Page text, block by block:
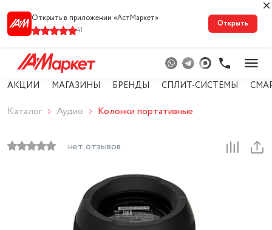
Открыть в приложении «АстМарке‪т‬»
41
Открыть
АКЦИИ МАГАЗИНЫ БРЕНДЫ СПЛИТ-СИСТЕМЫ
Каталог Аудио Колонки портативные
нет отзывов